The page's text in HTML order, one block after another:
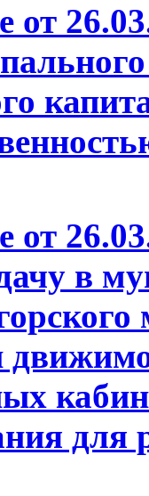
от
от
в
для